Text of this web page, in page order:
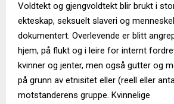
Voldtekt og gjengvoldtekt blir brukt i
ekteskap, seksuelt slaveri og
dokumentert. Overlevende er blitt
hjem, på flukt og i leire for internt
kvinner og jenter, men også gutter og
på grunn av etnisitet eller (reell eller
motstanderens gruppe. Kvinnelige